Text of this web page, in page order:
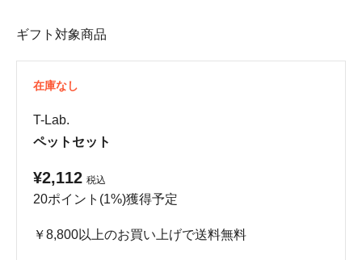
ギフト対象商品
在庫なし
T-Lab.
ペットセット
¥2,112 税込
20ポイント(1%)獲得予定
￥8,800以上のお買い上げで送料無料